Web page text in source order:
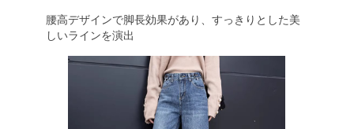
腰高デザインで脚長効果があり、すっきりとした美
しいラインを演出